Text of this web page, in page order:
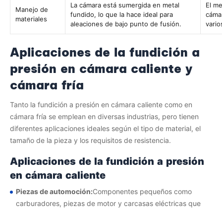
Manejo de
materiales
La cámara está sumergida en metal
fundido, lo que la hace ideal para
aleaciones de bajo punto de fusión.
El
Aplicaciones de la fundición a
presión en cámara caliente y
cámara fría
Tanto la fundición a presión en cámara caliente como en
cámara fría se emplean en diversas industrias, pero tienen
diferentes aplicaciones ideales según el tipo de material, el
tamaño de la pieza y los requisitos de resistencia.
Aplicaciones de la fundición a presión
en cámara caliente
Piezas de automoción:Componentes pequeños como
carburadores, piezas de motor y carcasas eléctricas que